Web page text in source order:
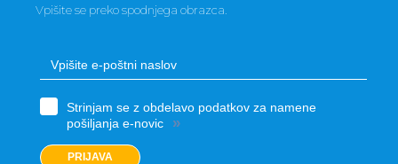
Vpišite se preko spodnjega obrazca.
Strinjam se z obdelavo podatkov za namene
pošiljanja e-novic
»
PRIJAVA